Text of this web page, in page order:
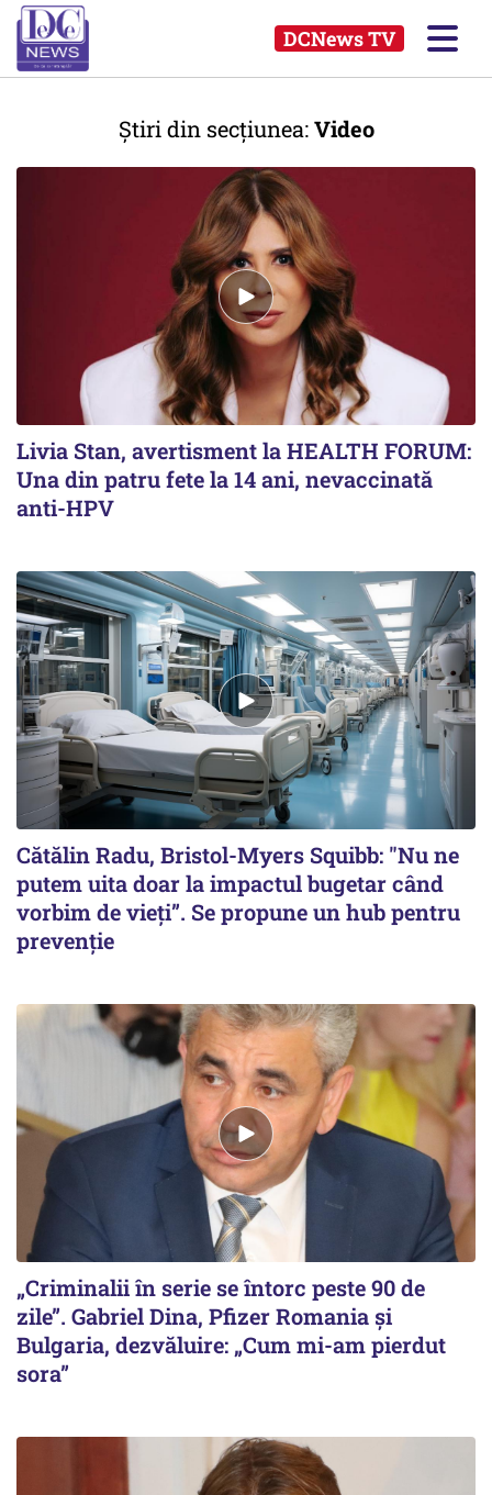
DCNews TV
Știri din secțiunea:Video
Livia Stan, avertisment la HEALTH FORUM:
Una din patru fete la 14 ani, nevaccinată
anti-HPV
Cătălin Radu, Bristol-Myers Squibb: "Nu ne
putem uita doar la impactul bugetar când
vorbim de vieți”. Se propune un hub pentru
prevenţie
„Criminalii în serie se întorc peste 90 de
zile”. Gabriel Dina, Pfizer Romania şi
Bulgaria, dezvăluire: „Cum mi-am pierdut
sora”